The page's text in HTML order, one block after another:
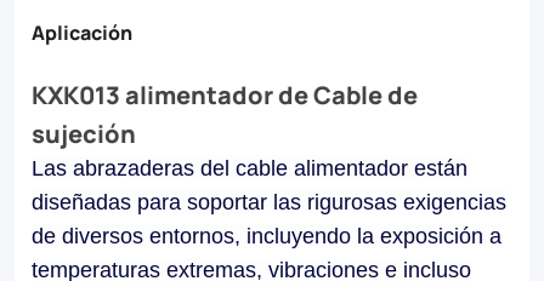
industrial,
commercial,
and
utility
applications.
Our
Aplicación
KXK013 alimentador de Cable de
sujeción
Las abrazaderas del cable alimentador están
diseñadas para soportar las rigurosas exigencias
de diversos entornos, incluyendo la exposición a
temperaturas extremas, vibraciones e incluso